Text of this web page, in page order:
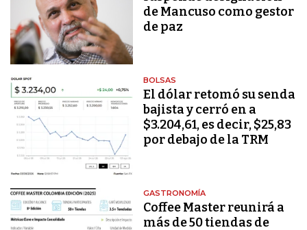
de Mancuso como gestor
de paz
BOLSAS
El dólar retomó su senda
bajista y cerró en a
$3.204,61, es decir, $25,83
por debajo de la TRM
GASTRONOMÍA
Coffee Master reunirá a
más de 50 tiendas de